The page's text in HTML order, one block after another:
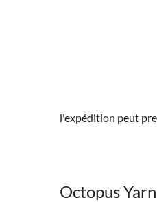
l'expédition peut
Octopus